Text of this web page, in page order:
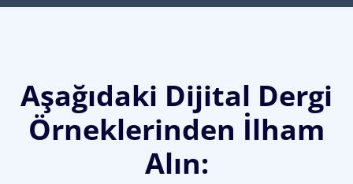
Aşağıdaki Dijital Dergi
Örneklerinden İlham
Alın: